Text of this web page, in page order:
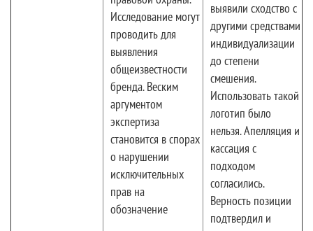
Исследование могут
проводить для
выявления
общеизвестности
бренда. Веским
аргументом
экспертиза
становится в спорах
о нарушении
исключительных
прав на
обозначение
выявили сходство с
другими средствами
индивидуализации
до степени
смешения.
Использовать такой
логотип было
нельзя. Апелляция и
кассация с
подходом
согласились.
Верность позиции
подтвердил и